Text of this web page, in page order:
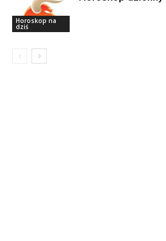
Horoskop na
dziś